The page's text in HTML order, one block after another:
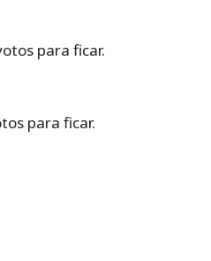
para ficar.
para ficar.